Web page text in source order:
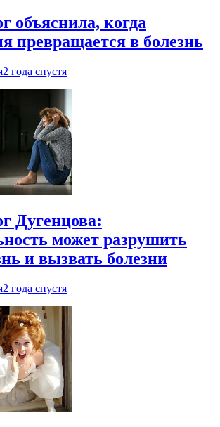
объяснила, когда
превращается в болезнь
2 года спустя
Дугенцова:
может разрушить
и вызвать болезни
2 года спустя